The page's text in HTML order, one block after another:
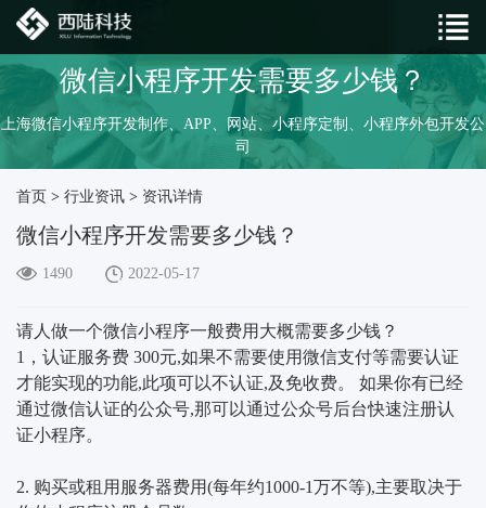
微信小程序开发需要多少钱？
上海微信小程序开发制作、APP、网站、小程序定制、小程序外包开发公
司
首页 > 行业资讯 > 资讯详情
微信小程序开发需要多少钱？
1490 2022-05-17
请人做一个微信小程序一般费用大概需要多少钱？
1，认证服务费 300元,如果不需要使用微信支付等需要认证
才能实现的功能,此项可以不认证,及免收费。 如果你有已经
通过微信认证的公众号,那可以通过公众号后台快速注册认
证小程序。
2. 购买或租用服务器费用(每年约1000-1万不等),主要取决于